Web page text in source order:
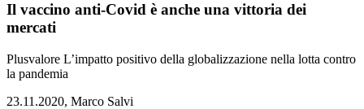
Il vaccino anti-Covid è anche una vittoria dei
mercati
Plusvalore L’impatto positivo della globalizzazione nella lotta contro
la pandemia
23.11.2020, Marco Salvi